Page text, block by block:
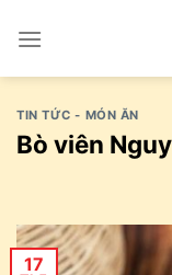
TIN TỨC - MÓN ĂN
Bò viên
17